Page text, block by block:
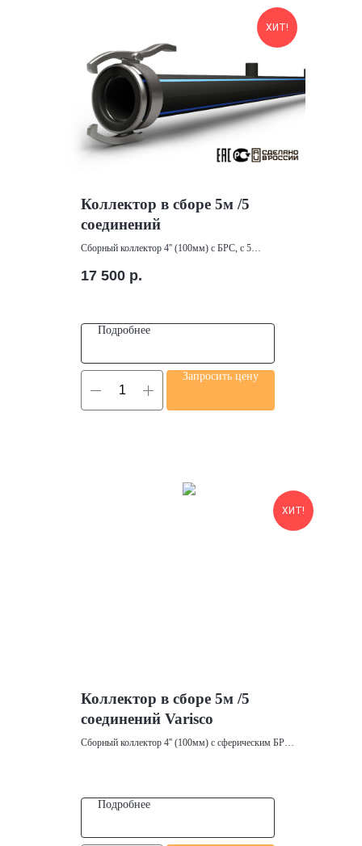
ХИТ!
Коллектор в сборе 5м /5
соединений
Сборный коллектор 4'' (100мм) с БРС, с 5
элементов иглофильтров
17 500 р.
Подробнее
Запросить цену
ХИТ!
Коллектор в сборе 5м /5
соединений Varisco
Сборный коллектор 4'' (100мм) с сферическим БРС,
Материал: ПЭ100 ПНД
Подробнее